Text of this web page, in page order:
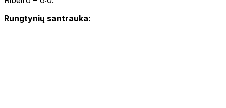
Rungtynių santrauka: